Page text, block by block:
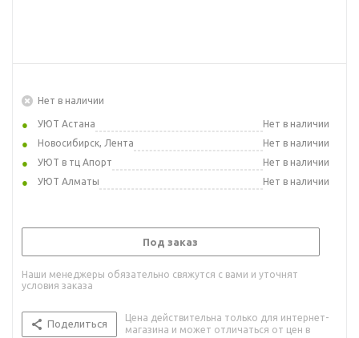
Нет в наличии
УЮТ Астана
Нет в наличии
Новосибирск, Лента
Нет в наличии
УЮТ в тц Апорт
Нет в наличии
УЮТ Алматы
Нет в наличии
Под заказ
Наши менеджеры обязательно свяжутся с вами и уточнят
условия заказа
Поделиться
Цена действительна только для интернет-
магазина и может отличаться от цен в